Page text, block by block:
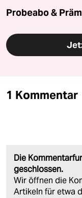
Probeabo &
1 Kommentar
Die
geschlossen.
Wir öffnen die
Artikeln für etwa